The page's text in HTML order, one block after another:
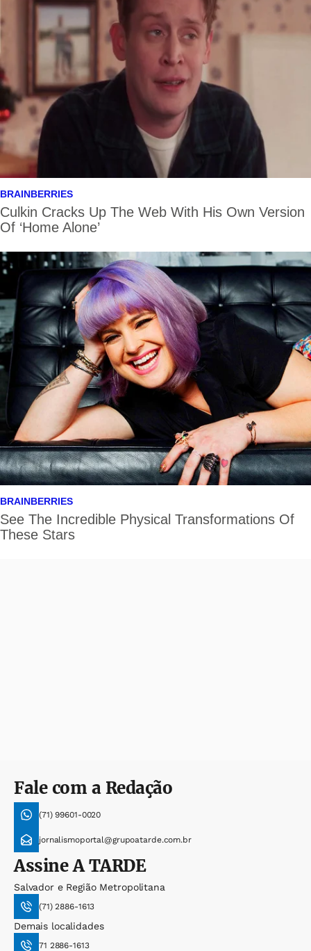
Fale com a Redação
(71) 99601-0020
jornalismoportal@grupoatarde.com.br
AssineA TARDE
Salvador e Região Metropolitana
(71) 2886-1613
Demais localidades
71 2886-1613